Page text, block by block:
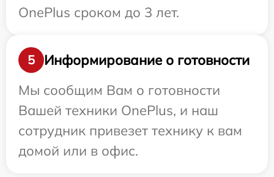
OnePlus сроком до 3 лет.
5
Информирование о готовности
Мы сообщим Вам о готовности
Вашей техники OnePlus, и наш
сотрудник привезет технику к вам
домой или в офис.